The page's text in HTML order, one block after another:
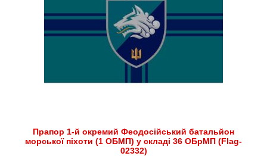
Прапор 1-й окремий Феодосійський батальйон
морської піхоти (1 ОБМП) у складі 36 ОБрМП (Flag-
02332)